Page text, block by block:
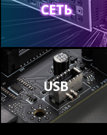
СЕТЬ
USB